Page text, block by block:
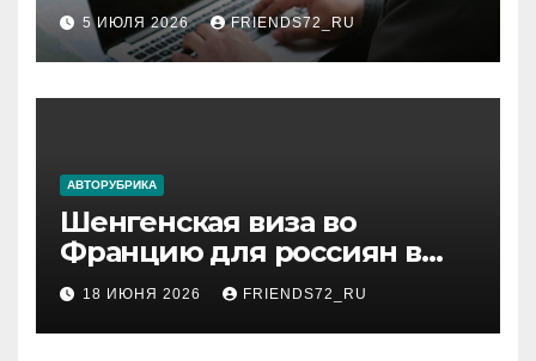
авиабилетов
5 ИЮЛЯ 2026 FRIENDS72_RU
АВТОРУБРИКА
Шенгенская виза во
Францию для россиян в
2026 году: сроки от 3 дней
и список необходимых
документов
18 ИЮНЯ 2026 FRIENDS72_RU